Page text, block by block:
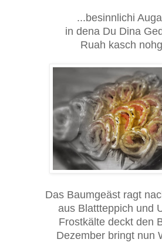
...besinnlichi
in dena Du Dina
Ruah kasch
Das Baumgeäst ragt
aus Blattteppich und
Frostkälte deckt den
Dezember bringt nun